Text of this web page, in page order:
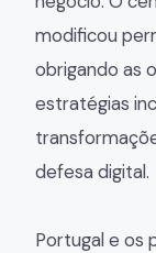
modificou
obrigando as
estratégias
defesa digital.
Portugal e os